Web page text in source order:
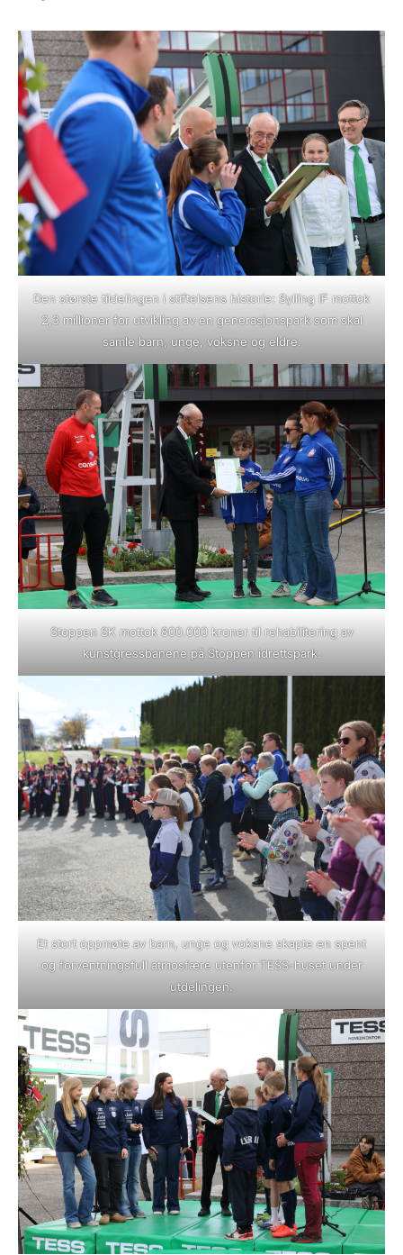
Den største tildelingen i stiftelsens historie: Sylling IF mottok
2,3 millioner for utvikling av en generasjonspark som skal
samle barn, unge, voksne og eldre.
Stoppen SK mottok 800.000 kroner til rehabilitering av
kunstgressbanene på Stoppen idrettspark.
Et stort oppmøte av barn, unge og voksne skapte en spent
og forventningsfull atmosfære utenfor TESS-huset under
utdelingen.